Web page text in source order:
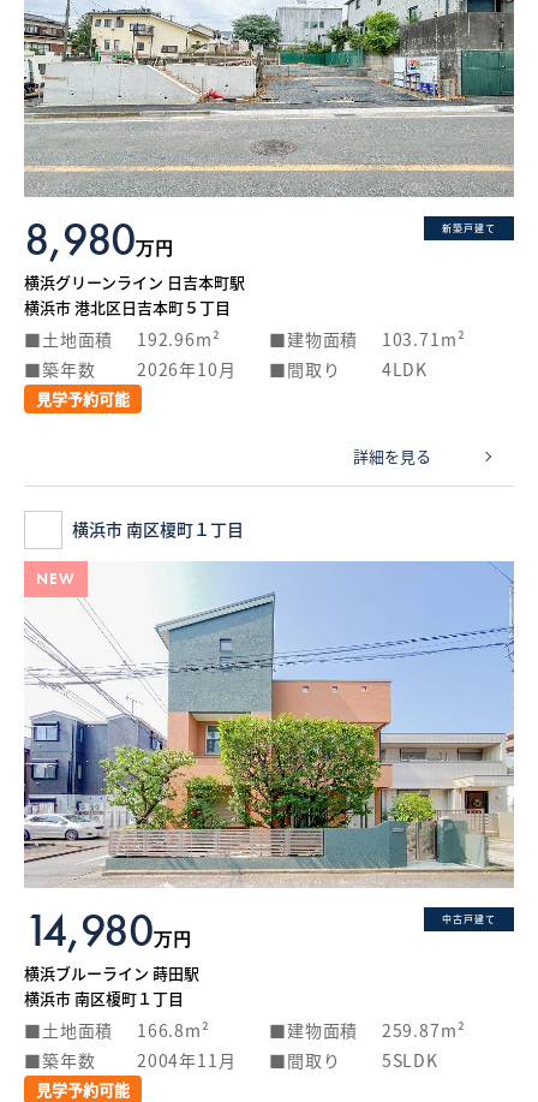
新築戸建て
8,980万円
横浜グリーンライン 日吉本町駅
横浜市 港北区日吉本町５丁目
土地面積 192.96m² 建物面積
103.71m²
築年数
2026年10月 間取り 4LDK
見学予約可能
詳細を見る
横浜市 南区榎町１丁目
NEW
中古戸建て
14,980万円
横浜ブルーライン 蒔田駅
横浜市 南区榎町１丁目
土地面積 166.8m² 建物面積
259.87m²
築年数
2004年11月 間取り 5SLDK
見学予約可能